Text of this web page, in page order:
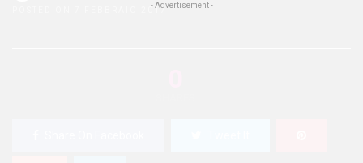
- Advertisement -
POSTED ON 7 FEBBRAIO 2017